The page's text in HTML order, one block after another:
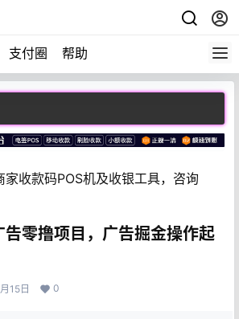
支付圈 帮助
收款码POS机及收银工具，咨询
零撸项目，广告掘金操作起
15日 0